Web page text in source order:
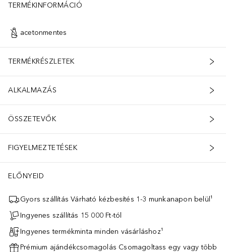
TERMÉKINFORMÁCIÓ
acetonmentes
TERMÉKRÉSZLETEK
ALKALMAZÁS
ÖSSZETEVŐK
FIGYELMEZTETÉSEK
ELŐNYEID
Gyors szállítás Várható kézbesítés 1-3 munkanapon belül¹
Ingyenes szállítás 15 000 Ft-tól
Ingyenes termékminta minden vásárláshoz¹
Prémium ajándékcsomagolás Csomagoltass egy vagy több